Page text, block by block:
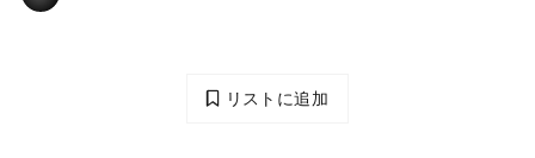
リストに追加